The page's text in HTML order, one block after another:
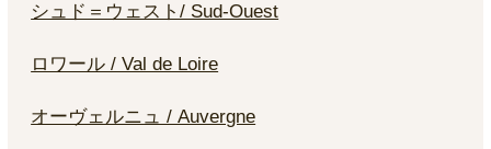
シュド＝ウェスト/ Sud-Ouest
ロワール / Val de Loire
オーヴェルニュ / Auvergne